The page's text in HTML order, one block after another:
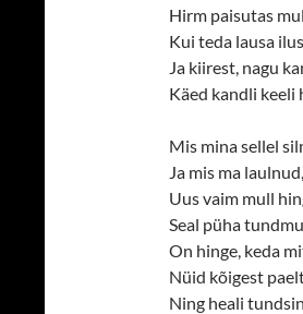
Hirm paisutas
Kui teda lausa
Ja kiirest, nagu
Käed kandli keeli
Mis mina sellel
Ja mis ma
Uus vaim mull
Seal püha
On hinge, keda
Nüid kõigest
Ning heali